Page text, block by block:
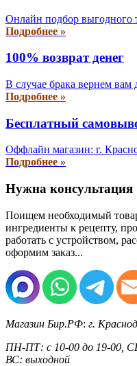
Онлайн подбор выгодного
Подробнее »
100% возврат денег
В случае брака вернем вам
Подробнее »
Бесплатный
Оффлайн магазин: г.
Подробнее »
Нужна консультация
Поищем необходимый
ингредиенты к рецепту,
работать с устройством,
оформим заказ...
Магазин Бир.РФ: г.
ПН-ПТ: с 10-00 до 19-00,
ВС: выходной